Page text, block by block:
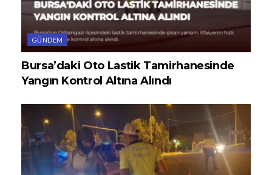
GÜNDEM
Bursa’daki Oto Lastik Tamirhanesinde
Yangın Kontrol Altına Alındı